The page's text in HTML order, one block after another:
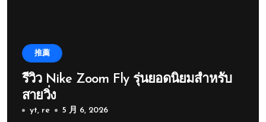
推薦
รีวิว Nike Zoom Fly รุ่นยอดนิยมสำหรับ
สายวิ่ง
yt, re 5 月 6, 2026